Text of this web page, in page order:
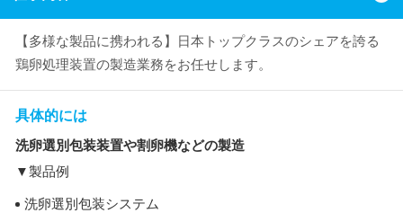
【多様な製品に携われる】日本トップクラスのシェアを誇る
鶏卵処理装置の製造業務をお任せします。
具体的には
洗卵選別包装装置や割卵機などの製造
▼製品例
洗卵選別包装システム